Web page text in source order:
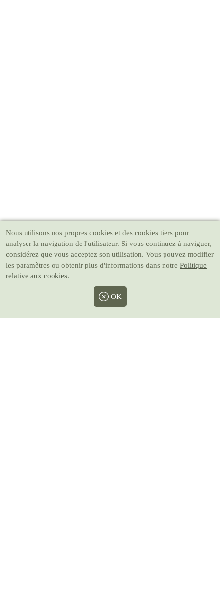
Nous utilisons nos propres cookies et des cookies tiers pour
analyser la navigation de l'utilisateur. Si vous continuez à naviguer,
considérez que vous acceptez son utilisation. Vous pouvez modifier
les paramètres ou obtenir plus d'informations dans notre Politique
relative aux cookies.
OK